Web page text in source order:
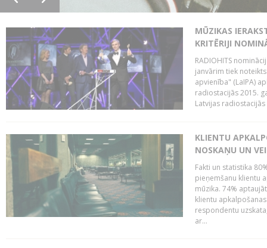
MŪZIKAS
KRITĒRIJI
RADIOHITS
janvārim tiek
apvienība" (LaIPA)
radiostacijās 2015.
Latvijas
KLIENTU
NOSKAŅU UN
Fakti un statistika
pieņemšanu klientu
mūzika. 74%
klientu
respondentu
ar...